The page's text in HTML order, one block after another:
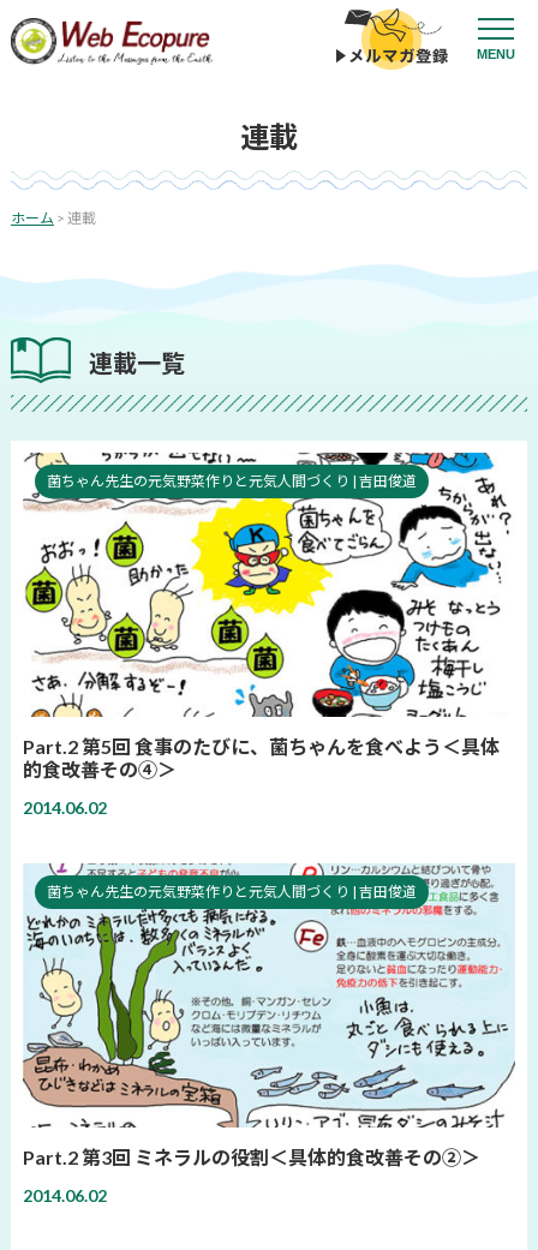
MENU
ン
キ
ッ
連載
ホーム > 連載
連載一覧
菌ちゃん先生の元気野菜作りと元気人間づくり | 吉田俊道
Part.2 第5回 食事のたびに、菌ちゃんを食べよう＜具体
的食改善その④＞
2014.06.02
菌ちゃん先生の元気野菜作りと元気人間づくり | 吉田俊道
Part.2 第3回 ミネラルの役割＜具体的食改善その②＞
2014.06.02
投
の
ー
ジ
送